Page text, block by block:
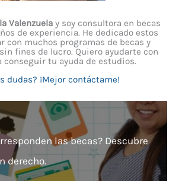
Valenzuelay soy consultora en becas
de experiencia. He dedicado estos
con muchos programas de becas y
fines de lucro. Quiero ayudarte con
conseguir tu ayuda de estudios.
dudas? ¡Mejor contáctame!
las becas? Descubre
derecho.